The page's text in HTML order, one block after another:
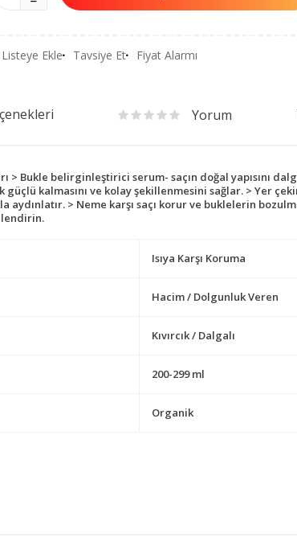
Listeye Ekle Tavsiye Et Fiyat Alarmı
Yorum
> Bukle belirginleştirici serum- saçın doğal yapısını
kalmasını ve kolay şekillenmesini sağlar. > Yer
aydınlatır. > Neme karşı saçı korur ve buklelerin
Isıya Karşı Koruma
Hacim / Dolgunluk Veren
Kıvırcık / Dalgalı
200-299 ml
Organik